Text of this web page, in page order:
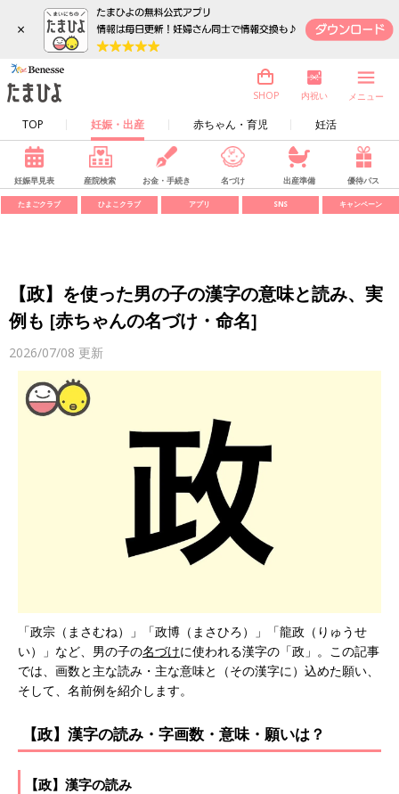
×
TOP 妊娠・出産 赤ちゃん・育児 妊活
SHOP 内祝い メニュー
妊娠早見表 産院検索 お金・手続き 名づけ 出産準備 優待パス
たまごクラブ ひよこクラブ アプリ SNS キャンペーン
【政】を使った男の子の漢字の意味と読み、実
例も [赤ちゃんの名づけ・命名]
2026/07/08 更新
「政宗（まさむね）」「政博（まさひろ）」「龍政（りゅうせ
い）」など、男の子の名づけに使われる漢字の「政」。この記事
では、画数と主な読み・主な意味と（その漢字に）込めた願い、
そして、名前例を紹介します。
【政】漢字の読み・字画数・意味・願いは？
【政】漢字の読み